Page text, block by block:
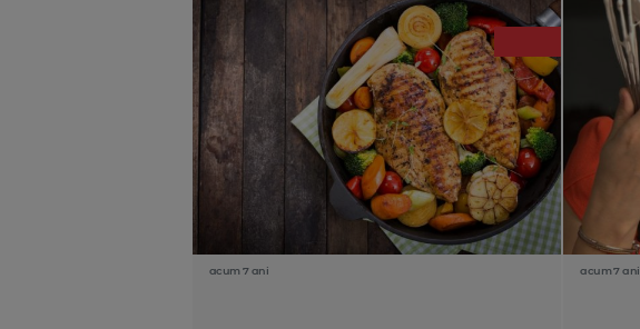
acum 7 ani acum 7 ani